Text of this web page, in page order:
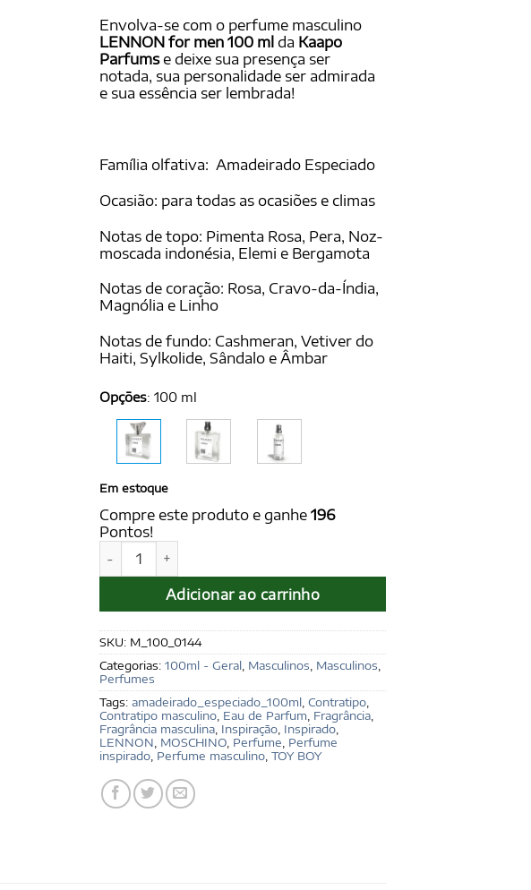
Envolva-se com o perfume masculino
LENNON for men 100 ml da Kaapo
Parfumse deixe sua presença ser
notada, sua personalidade ser admirada
e sua essência ser lembrada!
Família olfativa: Amadeirado Especiado
Ocasião: para todas as ocasiões e climas
Notas de topo: Pimenta Rosa, Pera, Noz-
moscada indonésia, Elemi e Bergamota
Notas de coração: Rosa, Cravo-da-Índia,
Magnólia e Linho
Notas de fundo: Cashmeran, Vetiver do
Haiti, Sylkolide, Sândalo e Âmbar
Opções: 100 ml
Em estoque
Compre este produto e ganhe 196
Pontos!
LENNON for men 100 ml - Ref. Toy Boy, Moschino quantidade
Adicionar ao carrinho
SKU: M_100_0144
Categorias: 100ml - Geral Masculinos Masculinos
Perfumes
Tags: amadeirado_especiado_100ml Contratipo
Contratipo masculino Eau de Parfum Fragrância
Fragrância masculina Inspiração Inspirado
LENNON MOSCHINO Perfume Perfume
inspirado Perfume masculino TOY BOY